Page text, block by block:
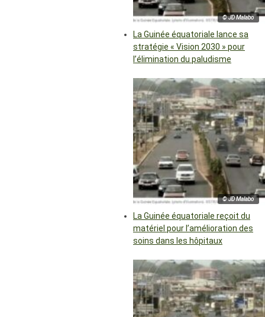
© JD Malabo
La Guinée équatoriale lance sa
stratégie « Vision 2030 » pour
l’élimination du paludisme
© JD Malabo
La Guinée équatoriale reçoit du
matériel pour l’amélioration des
soins dans les hôpitaux